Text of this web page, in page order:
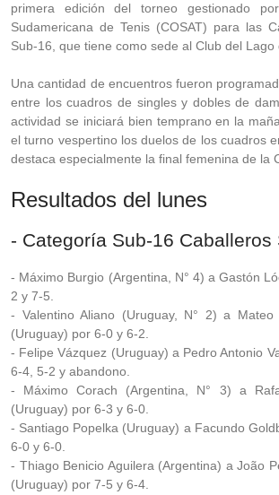
primera edición del torneo gestionado
Sudamericana de Tenis (COSAT) para las
Sub-16, que tiene como sede al Club del Lago
Una cantidad de encuentros fueron
entre los cuadros de singles y dobles de
actividad se iniciará bien temprano en la
el turno vespertino los duelos de los cuadros
destaca especialmente la final femenina de la
Resultados del lunes
- Categoría Sub-16 Caballeros
- Máximo Burgio (Argentina, N° 4) a Gastón
2 y 7-5.
- Valentino Aliano (Uruguay, N° 2) a Mateo
(Uruguay) por 6-0 y 6-2.
- Felipe Vázquez (Uruguay) a Pedro Antonio
6-4, 5-2 y abandono.
- Máximo Corach (Argentina, N° 3) a
(Uruguay) por 6-3 y 6-0.
- Santiago Popelka (Uruguay) a Facundo
6-0 y 6-0.
- Thiago Benicio Aguilera (Argentina) a João
(Uruguay) por 7-5 y 6-4.